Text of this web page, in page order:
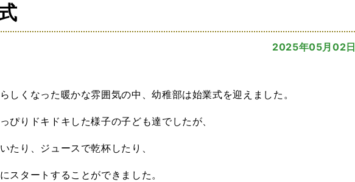
2025年05月02日
しくなった暖かな雰囲気の中、幼稚部は始業式を迎えました。
ぴりドキドキした様子の子ども達でしたが、
たり、ジュースで乾杯したり、
スタートすることができました。